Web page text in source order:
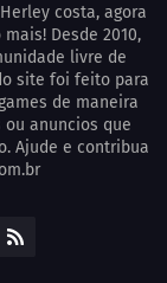
costa, agora
Desde 2010,
livre de
site foi feito para
de maneira
anuncios que
Ajude e contribua